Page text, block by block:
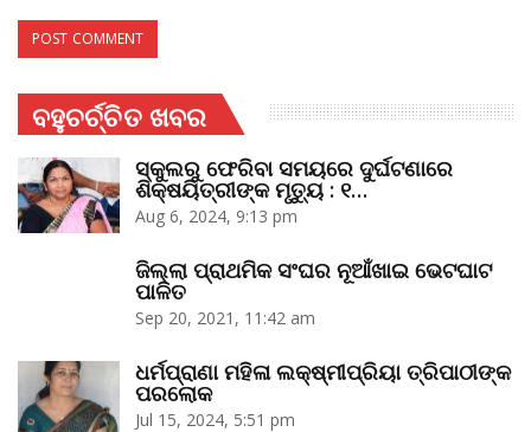
ବହୁଚର୍ଚ୍ଚିତ ଖବର
ସ୍କୁଲରୁ ଫେରିବା ସମୟରେ ଦୁର୍ଘଟଣାରେ
ଶିକ୍ଷୟିତ୍ରୀଙ୍କ ମୃତ୍ୟୁ : ୧…
Aug 6, 2024, 9:13 pm
ଜିଲ୍ଲା ପ୍ରାଥମିକ ସଂଘର ନୂଆଁଖାଇ ଭେଟଘାଟ
ପାଳିତ
Sep 20, 2021, 11:42 am
ଧର୍ମପ୍ରାଣା ମହିଳା ଲକ୍ଷ୍ମୀପ୍ରିୟା ତ୍ରିପାଠୀଙ୍କ
ପରଲୋକ
Jul 15, 2024, 5:51 pm